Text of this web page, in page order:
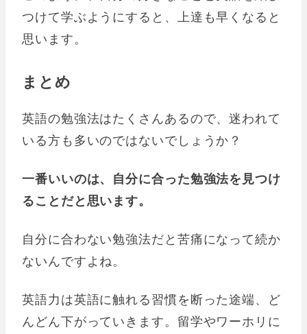
つけて学ぶようにすると、上達も早くなると
思います。
まとめ
英語の勉強法はたくさんあるので、迷われて
いる方も多いのではないでしょうか？
一番いいのは、自分に合った勉強法を見つけ
ることだと思います。
自分に合わない勉強法だと苦痛になって続か
ないんですよね。
英語力は英語に触れる習慣を断った途端、ど
んどん下がっていきます。留学やワーホリに